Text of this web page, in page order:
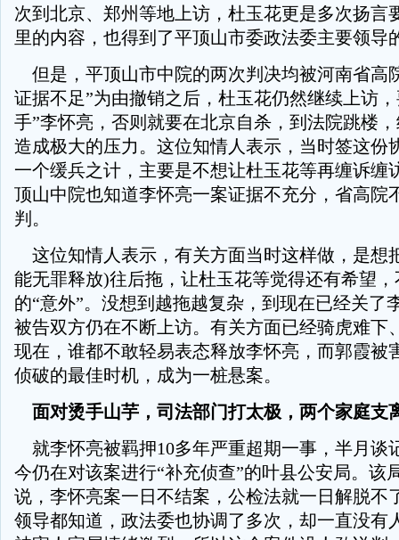
次到北京、郑州等地上访，杜玉花更是多次扬言
里的内容，也得到了平顶山市委政法委主要领导
但是，平顶山市中院的两次判决均被河南省高
证据不足”为由撤销之后，杜玉花仍然继续上访
手”李怀亮，否则就要在北京自杀，到法院跳楼
造成极大的压力。这位知情人表示，当时签这份
一个缓兵之计，主要是不想让杜玉花等再缠诉缠
顶山中院也知道李怀亮一案证据不充分，省高院
判。
这位知情人表示，有关方面当时这样做，是想
能无罪释放)往后拖，让杜玉花等觉得还有希望
的“意外”。没想到越拖越复杂，到现在已经关了
被告双方仍在不断上访。有关方面已经骑虎难下
现在，谁都不敢轻易表态释放李怀亮，而郭霞被
侦破的最佳时机，成为一桩悬案。
面对烫手山芋，司法部门打太极，两个家庭支
就李怀亮被羁押10多年严重超期一事，半月谈
今仍在对该案进行“补充侦查”的叶县公安局。该
说，李怀亮案一日不结案，公检法就一日解脱不
领导都知道，政法委也协调了多次，却一直没有